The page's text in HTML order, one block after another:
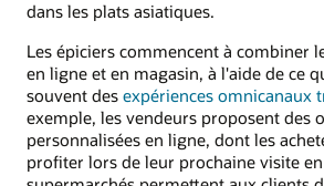
dans les plats asiatiques.
Les épiciers commencent à combiner
en ligne et en magasin, à l'aide de ce
souvent des expériences omnicanaux
exemple, les vendeurs proposent des
personnalisées en ligne, dont les
profiter lors de leur prochaine visite